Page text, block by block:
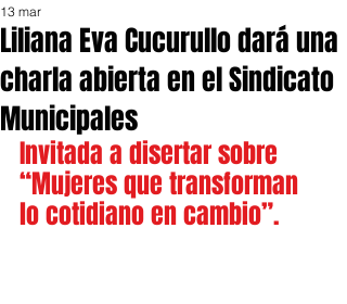
Liliana Eva Cucurullo dará una
charla abierta en el Sindicato
Municipales
13 mar
Invitada a disertar sobre
“Mujeres que transforman
lo cotidiano en cambio”.